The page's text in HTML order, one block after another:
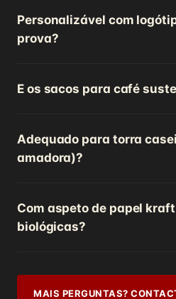
Personalizável com
prova?
E os sacos para café
Adequado para torra
amadora)?
Com aspeto de papel
biológicas?
MAIS PERGUNTAS?